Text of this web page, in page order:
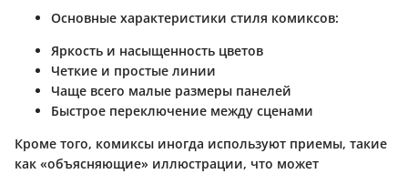
Основные характеристики стиля комиксов:
Яркость и насыщенность цветов
Четкие и простые линии
Чаще всего малые размеры панелей
Быстрое переключение между сценами
Кроме того, комиксы иногда используют приемы, такие
как «объясняющие» иллюстрации, что может